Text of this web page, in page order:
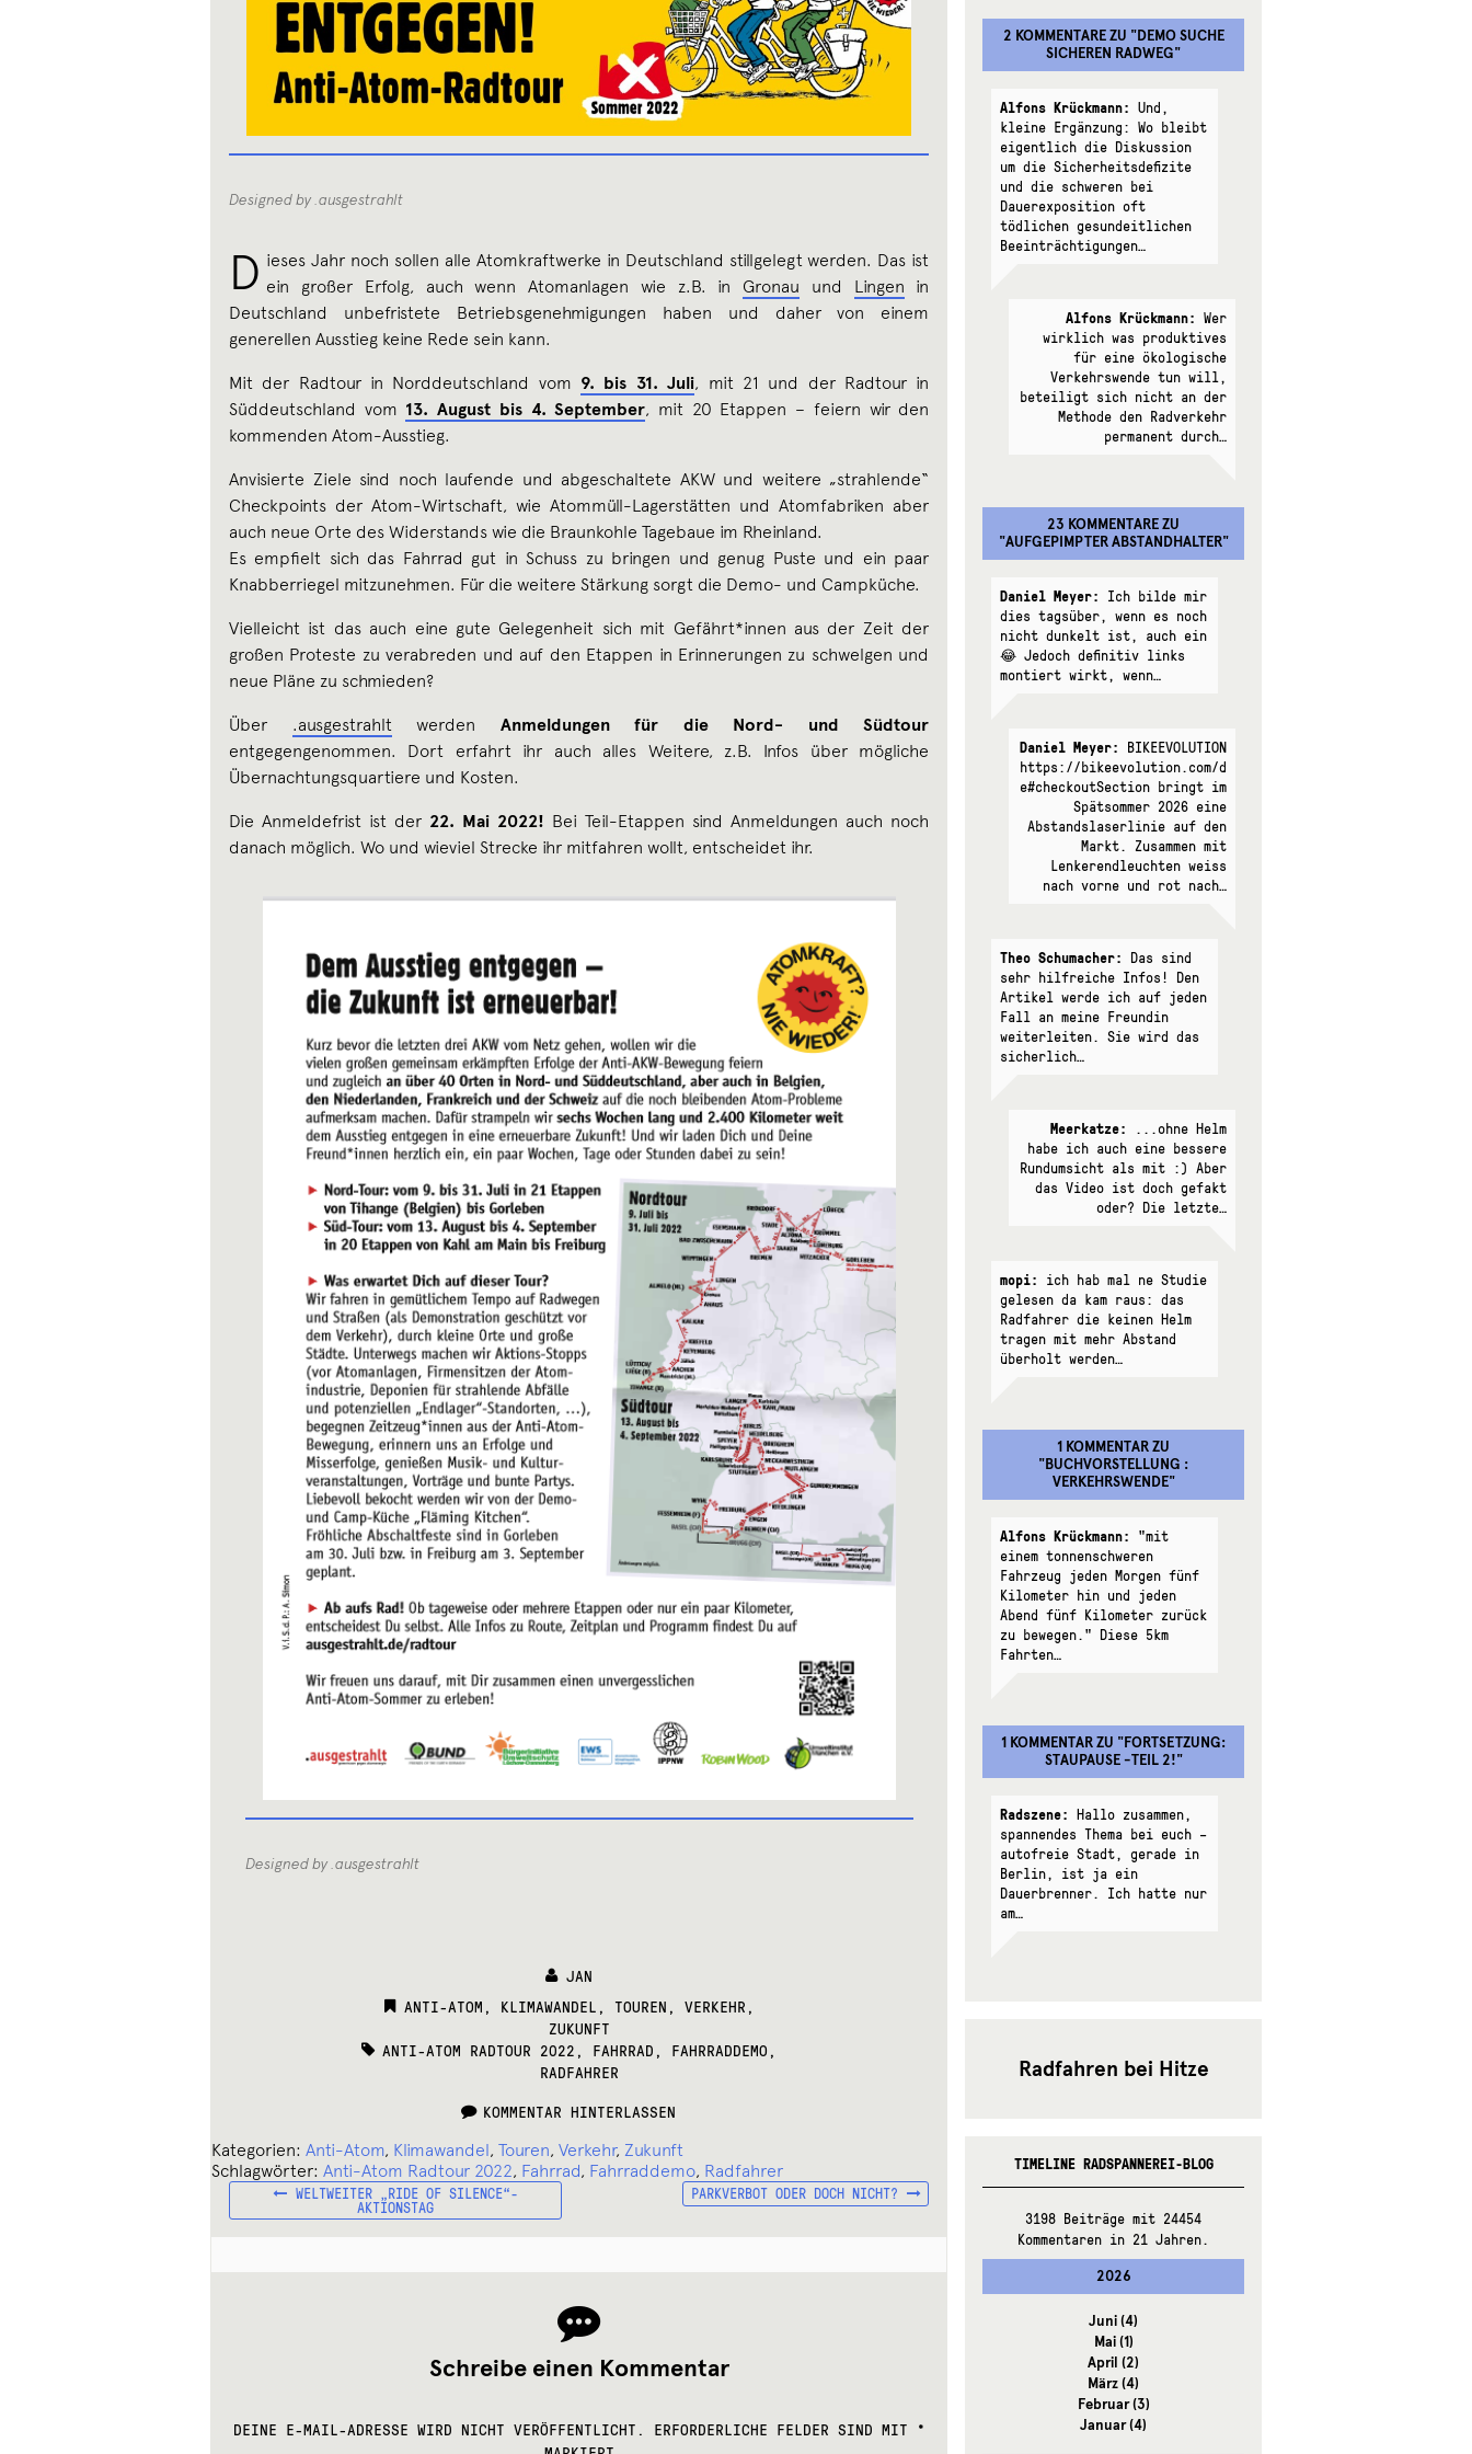
Designed by .ausgestrahlt
D ieses Jahr noch sollen alle Atomkraftwerke in Deutschland stillgelegt werden. Das ist
ein großer Erfolg, auch wenn Atomanlagen wie z.B. in Gronau und Lingen in
Deutschland unbefristete Betriebsgenehmigungen haben und daher von einem
generellen Ausstieg keine Rede sein kann.
Mit der Radtour in Norddeutschland vom 9. bis 31. Juli, mit 21 und der Radtour in
Süddeutschland vom 13. August bis 4. September, mit 20 Etappen – feiern wir den
kommenden Atom-Ausstieg.
Anvisierte Ziele sind noch laufende und abgeschaltete AKW und weitere „strahlende“
Checkpoints der Atom-Wirtschaft, wie Atommüll-Lagerstätten und Atomfabriken aber
auch neue Orte des Widerstands wie die Braunkohle Tagebaue im Rheinland.
Es empfielt sich das Fahrrad gut in Schuss zu bringen und genug Puste und ein paar
Knabberriegel mitzunehmen. Für die weitere Stärkung sorgt die Demo- und Campküche.
Vielleicht ist das auch eine gute Gelegenheit sich mit Gefährt*innen aus der Zeit der
großen Proteste zu verabreden und auf den Etappen in Erinnerungen zu schwelgen und
neue Pläne zu schmieden?
Über .ausgestrahltwerden Anmeldungen für die Nord- und Südtour
entgegengenommen. Dort erfahrt ihr auch alles Weitere, z.B. Infos über mögliche
Übernachtungsquartiere und Kosten.
Die Anmeldefrist ist der 22. Mai 2022! Bei Teil-Etappen sind Anmeldungen auch noch
danach möglich. Wo und wieviel Strecke ihr mitfahren wollt, entscheidet ihr.
Designed by .ausgestrahlt
JAN
CATEGORIES:
ANTI-ATOM , KLIMAWANDEL , TOUREN , VERKEHR ,
ZUKUNFT
TAGS:
ANTI-ATOM RADTOUR 2022 , FAHRRAD , FAHRRADDEMO ,
RADFAHRER
KOMMENTAR HINTERLASSEN
Kategorien: Anti-Atom, Klimawandel, Touren, Verkehr, Zukunft
Schlagwörter: Anti-Atom Radtour 2022, Fahrrad, Fahrraddemo, Radfahrer
Beitragsnavigation
VORHERIGER
BEITRAG:
WELTWEITER „RIDE OF SILENCE“-
AKTIONSTAG
NÄCHSTER
BEITRAG:
PARKVERBOT ODER DOCH NICHT?
Schreibe einen Kommentar
DEINE E-MAIL-ADRESSE WIRD NICHT VERÖFFENTLICHT. ERFORDERLICHE FELDER SIND MIT *
2 KOMMENTAREZU "DEMO SUCHE
SICHEREN RADWEG"
Alfons Krückmann: Und,
kleine Ergänzung: Wo bleibt
eigentlich die Diskussion
um die Sicherheitsdefizite
und die schweren bei
Dauerexposition oft
tödlichen gesundeitlichen
Beeinträchtigungen…
Alfons Krückmann: Wer
wirklich was produktives
für eine ökologische
Verkehrswende tun will,
beteiligt sich nicht an der
Methode den Radverkehr
permanent durch…
23 KOMMENTAREZU
"AUFGEPIMPTER ABSTANDHALTER"
Daniel Meyer: Ich bilde mir
dies tagsüber, wenn es noch
nicht dunkelt ist, auch ein
😂 Jedoch definitiv links
montiert wirkt, wenn…
Daniel Meyer: BIKEEVOLUTION
https://bikeevolution.com/d
e#checkoutSection bringt im
Spätsommer 2026 eine
Abstandslaserlinie auf den
Markt. Zusammen mit
Lenkerendleuchten weiss
nach vorne und rot nach…
Theo Schumacher: Das sind
sehr hilfreiche Infos! Den
Artikel werde ich auf jeden
Fall an meine Freundin
weiterleiten. Sie wird das
sicherlich…
Meerkatze:
...ohne Helm
habe ich auch eine bessere
Rundumsicht als mit :) Aber
das Video ist doch gefakt
oder? Die letzte…
mopi: ich hab mal ne Studie
gelesen da kam raus: das
Radfahrer die keinen Helm
tragen mit mehr Abstand
überholt werden…
1 KOMMENTARZU
"BUCHVORSTELLUNG :
VERKEHRSWENDE"
Alfons Krückmann: "mit
einem tonnenschweren
Fahrzeug jeden Morgen fünf
Kilometer hin und jeden
Abend fünf Kilometer zurück
zu bewegen." Diese 5km
Fahrten…
1 KOMMENTARZU "FORTSETZUNG:
STAUPAUSE -TEIL 2!"
Radszene: Hallo zusammen,
spannendes Thema bei euch –
autofreie Stadt, gerade in
Berlin, ist ja ein
Dauerbrenner. Ich hatte nur
am…
Radfahren bei Hitze
TIMELINE RADSPANNEREI-BLOG
3198 Beiträge mit 24454
Kommentaren in 21 Jahren.
2026
Juni(4)
Mai(1)
April (2)
März(4)
Februar(3)
Januar(4)